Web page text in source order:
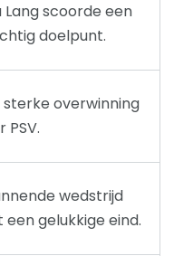
Lang scoorde een
doelpunt.
sterke overwinning
PSV.
wedstrijd
een gelukkige eind.